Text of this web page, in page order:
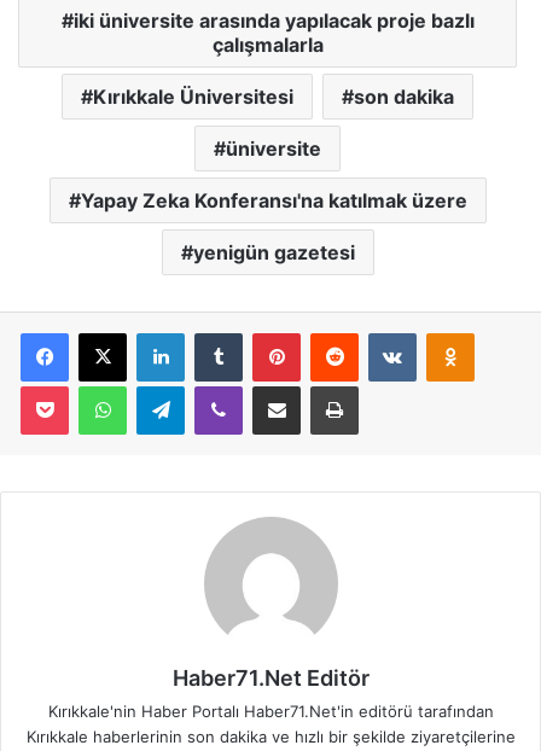
iki üniversite arasında yapılacak proje bazlı
çalışmalarla
Kırıkkale Üniversitesi son dakika
üniversite
Yapay Zeka Konferansı'na katılmak üzere
yenigün gazetesi
Telegram
Haber71.Net Editör
Kırıkkale'nin Haber Portalı Haber71.Net'in editörü tarafından
Kırıkkale haberlerinin son dakika ve hızlı bir şekilde ziyaretçilerine